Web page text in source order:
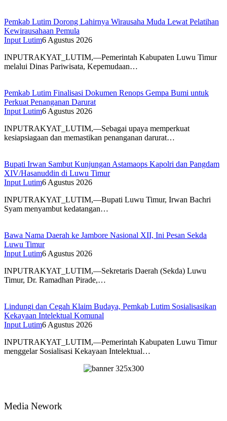
Pemkab Lutim Dorong Lahirnya Wirausaha Muda Lewat Pelatihan
Kewirausahaan Pemula
Input Lutim6 Agustus 2026
INPUTRAKYAT_LUTIM,—Pemerintah Kabupaten Luwu Timur
melalui Dinas Pariwisata, Kepemudaan…
Pemkab Lutim Finalisasi Dokumen Renops Gempa Bumi untuk
Perkuat Penanganan Darurat
Input Lutim6 Agustus 2026
INPUTRAKYAT_LUTIM,—Sebagai upaya memperkuat
kesiapsiagaan dan memastikan penanganan darurat…
Bupati Irwan Sambut Kunjungan Astamaops Kapolri dan Pangdam
XIV/Hasanuddin di Luwu Timur
Input Lutim6 Agustus 2026
INPUTRAKYAT_LUTIM,—Bupati Luwu Timur, Irwan Bachri
Syam menyambut kedatangan…
Bawa Nama Daerah ke Jambore Nasional XII, Ini Pesan Sekda
Luwu Timur
Input Lutim6 Agustus 2026
INPUTRAKYAT_LUTIM,—Sekretaris Daerah (Sekda) Luwu
Timur, Dr. Ramadhan Pirade,…
Lindungi dan Cegah Klaim Budaya, Pemkab Lutim Sosialisasikan
Kekayaan Intelektual Komunal
Input Lutim6 Agustus 2026
INPUTRAKYAT_LUTIM,—Pemerintah Kabupaten Luwu Timur
menggelar Sosialisasi Kekayaan Intelektual…
Media Nework